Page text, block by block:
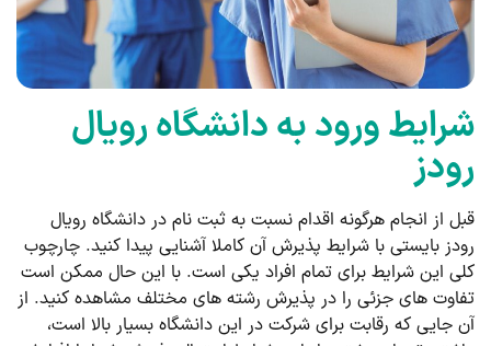
شرایط ورود به دانشگاه رویال
رودز
قبل از انجام هرگونه اقدام نسبت به ثبت نام در دانشگاه رویال
رودز بایستی با شرایط پذیرش آن کاملا آشنایی پیدا کنید. چارچوب
کلی این شرایط برای تمام افراد یکی است. با این حال ممکن است
تفاوت های جزئی را در پذیرش رشته های مختلف مشاهده کنید. از
آن جایی که رقابت برای شرکت در این دانشگاه بسیار بالا است،